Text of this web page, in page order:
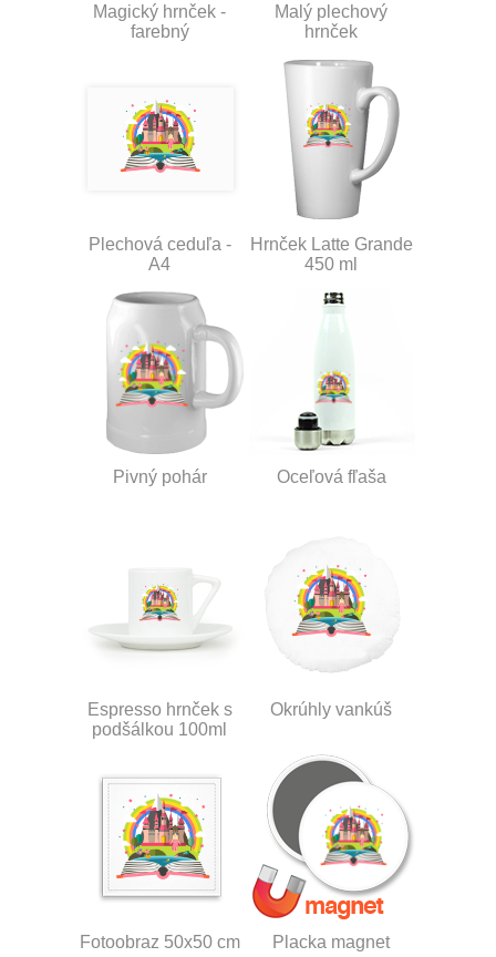
Magický hrnček -
farebný
Malý plechový
hrnček
Plechová ceduľa -
A4
Hrnček Latte Grande
450 ml
Pivný pohár Oceľová fľaša
Espresso hrnček s
podšálkou 100ml
Okrúhly vankúš
Fotoobraz 50x50 cm Placka magnet